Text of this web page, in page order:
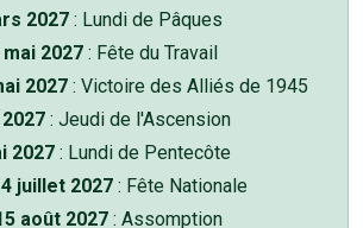
2027 : Lundi de Pâques
mai 2027 : Fête du Travail
2027 : Victoire des Alliés de 1945
: Jeudi de l'Ascension
2027 : Lundi de Pentecôte
juillet 2027 : Fête Nationale
août 2027 : Assomption